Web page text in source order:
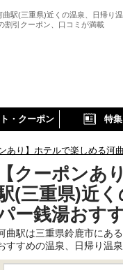
曲駅(三重県)近くの温泉、日帰り
割引クーポン、口コミが満載
・クーポン 特
あり】ホテルで楽しめる河
【クーポンあ
(三重県)近
ー銭湯おす
曲駅は三重県鈴鹿市にあ
すすめの温泉、日帰り温